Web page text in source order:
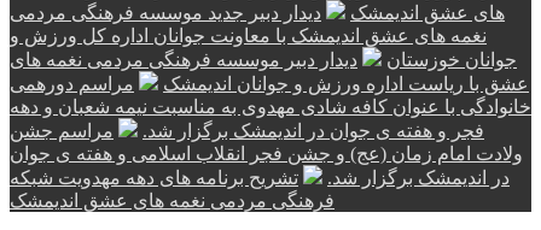
های عشق اندیمشک
دیدار دبیر جدید موسسه فرهنگی مردمی
نغمه های عشق اندیمشک با معاونت جوانان اداره کل ورزش و
جوانان خوزستان
دیدار دبیر موسسه فرهنگی مردمی نغمه های
عشق با ریاست اداره ورزش و جوانان اندیمشک
مراسم دورهمی
خانوادگی با عنوان کافه شادی مهدوی به مناسبت نیمه شعبان و دهه
فجر و هفته ی جوان در اندیمشک برگزار شد.
مراسم جشن
ولادت امام زمان (عج) و جشن فجر انقلاب اسلامی و هفته ی جوان
در اندیمشک برگزار شد.
تشریح برنامه های دهه مهدویت شبکه
فرهنگی مردمی نغمه های عشق اندیمشک